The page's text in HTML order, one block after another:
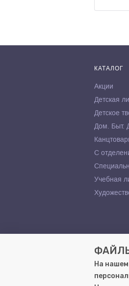
КАТАЛОГ
Акции
Детская
Детское
Дом. Быт.
С
Учебная
©
На